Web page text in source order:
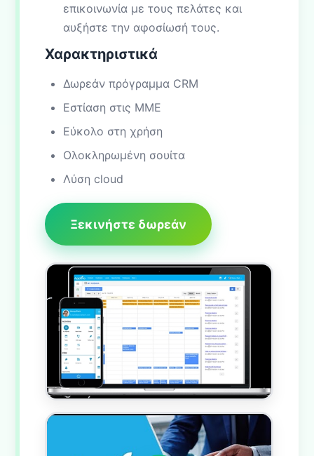
επικοινωνία με τους πελάτες και
αυξήστε την αφοσίωσή τους.
Χαρακτηριστικά
Δωρεάν πρόγραμμα CRM
Εστίαση στις ΜΜΕ
Εύκολο στη χρήση
Ολοκληρωμένη σουίτα
Λύση cloud
Ξεκινήστε δωρεάν